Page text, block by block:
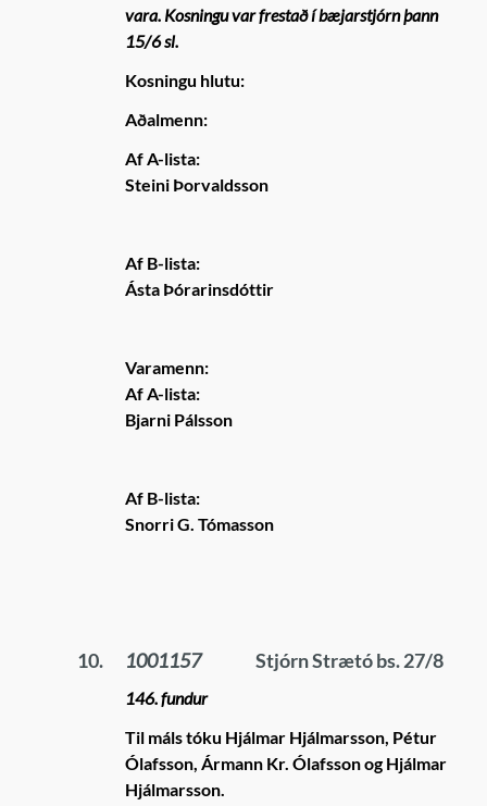
vara. Kosningu var frestað í bæjarstjórn þann
15/6 sl.
Kosningu hlutu:
Aðalmenn:
Af A-lista:
Steini Þorvaldsson
Af B-lista:
Ásta Þórarinsdóttir
Varamenn:
Af A-lista:
Bjarni Pálsson
Af B-lista:
Snorri G. Tómasson
10. 1001157 Stjórn Strætó bs. 27/8
146. fundur
Til máls tóku Hjálmar Hjálmarsson, Pétur
Ólafsson, Ármann Kr. Ólafsson og Hjálmar
Hjálmarsson.